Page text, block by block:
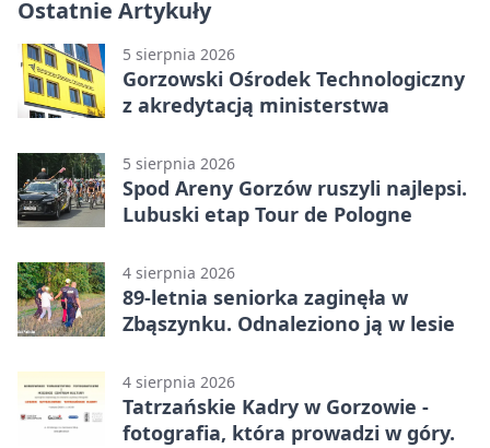
Ostatnie Artykuły
5 sierpnia 2026
Gorzowski Ośrodek Technologiczny
z akredytacją ministerstwa
5 sierpnia 2026
Spod Areny Gorzów ruszyli najlepsi.
Lubuski etap Tour de Pologne
4 sierpnia 2026
89-letnia seniorka zaginęła w
Zbąszynku. Odnaleziono ją w lesie
4 sierpnia 2026
Tatrzańskie Kadry w Gorzowie -
fotografia, która prowadzi w góry.